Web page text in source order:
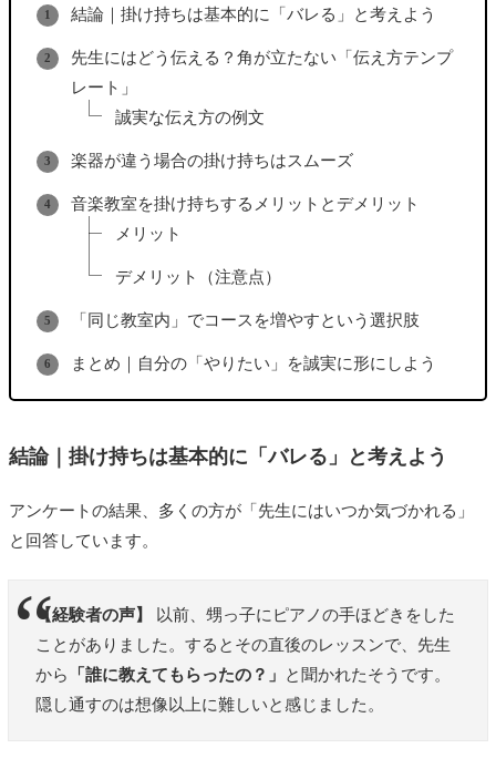
結論｜掛け持ちは基本的に「バレる」と考えよう
先生にはどう伝える？角が立たない「伝え方テンプ
レート」
誠実な伝え方の例文
楽器が違う場合の掛け持ちはスムーズ
音楽教室を掛け持ちするメリットとデメリット
メリット
デメリット（注意点）
「同じ教室内」でコースを増やすという選択肢
まとめ｜自分の「やりたい」を誠実に形にしよう
結論｜掛け持ちは基本的に「バレる」と考えよう
アンケートの結果、多くの方が「先生にはいつか気づかれる」
と回答しています。
【経験者の声】
以前、甥っ子にピアノの手ほどきをした
ことがありました。するとその直後のレッスンで、先生
から
「誰に教えてもらったの？」
と聞かれたそうです。
隠し通すのは想像以上に難しいと感じました。